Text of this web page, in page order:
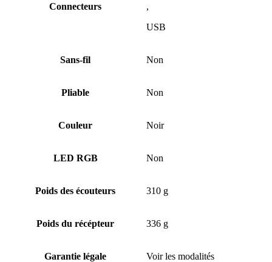
Connecteurs
,
USB
Sans-fil Non
Pliable Non
Couleur Noir
LED RGB Non
Poids des écouteurs 310 g
Poids du récépteur 336 g
Garantie légale Voir les modalités